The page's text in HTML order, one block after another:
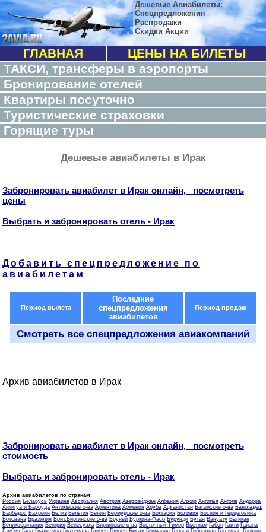
Дешевые Авиабилеты:
Спецпредложения
Распродажи
Скидки Акции
ГЛАВНАЯ
ЦЕНЫ НА БИЛЕТЫ
ТАКСИ, трансферы в аэропорты
Бронирование отелей
Квартиры посуточно
Туристические страховки
Горящие туры
Дешевые авиабилеты в Ирак
Забронировать авиабилет в Ирак онлайн, посмотреть
цены
Выбрать и забронировать отель - Ирак
Добавить спецпредложение по
авиабилетам
Период вылета
Последние
спецпредложения
авиабилетов
Период продаж
Смотреть все спецпредложения авиакомпаний
Архив авиабилетов в Ирак
Забронировать авиабилет в Ирак онлайн, посмотреть
стоимость
Выбрать и забронировать отель - Ирак
Архив авиабилетов по странам:
Россия Беларусь Украина Австралия Австрия Азербайджан Албания Алжир Ангилья Ангола Андорра
Антигуа и Барбуда Антильские о-ва Аргентина Армения Аруба Афганистан Багамские о-ва Бангладеш
Барбадос Бахрейн Белиз Бельгия Бенин Бермудские о-ва Болгария Боливия Босния и Герцеговина
Ботсвана Бразилия Брит.Виргинские о-ва Бруней Буркина-Фасо Бурунди Бутан Вануату Ватикан
Великобритания Венгрия Венесуэла Виргинские о-ва Восточный Тимор Вьетнам Габон Гаити Гайана
Гамбия Гана Гваделупа Гватемала Гвинея Гвинея-Бисау Германия Гернси Гибралтар Гондурас Гонконг